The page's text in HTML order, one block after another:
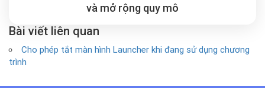
và mở rộng quy mô
Bài viết liên quan
Cho phép tắt màn hình Launcher khi đang sử dụng chương
trình